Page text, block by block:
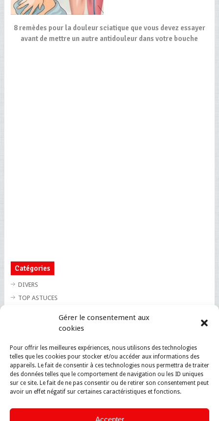
Gérer le consentement aux
cookies
Pour offrir les meilleures expériences, nous utilisons des technologies
telles que les cookies pour stocker et/ou accéder aux informations des
appareils. Le fait de consentir à ces technologies nous permettra de traiter
des données telles que le comportement de navigation ou les ID uniques
sur ce site. Le fait de ne pas consentir ou de retirer son consentement peut
avoir un effet négatif sur certaines caractéristiques et fonctions.
Accepter
8 remèdes pour la douleur sciatique que vous devez essayer
avant de mettre un autre antidouleur dans votre bouche
Catégories
DIVERS
TOP ASTUCES
TOP INSOLITE
TOP SANTE